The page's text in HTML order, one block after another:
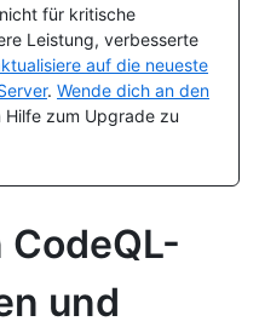
für kritische
Leistung, verbesserte
auf die neueste
. Wende dich an den
Hilfe zum Upgrade zu
und